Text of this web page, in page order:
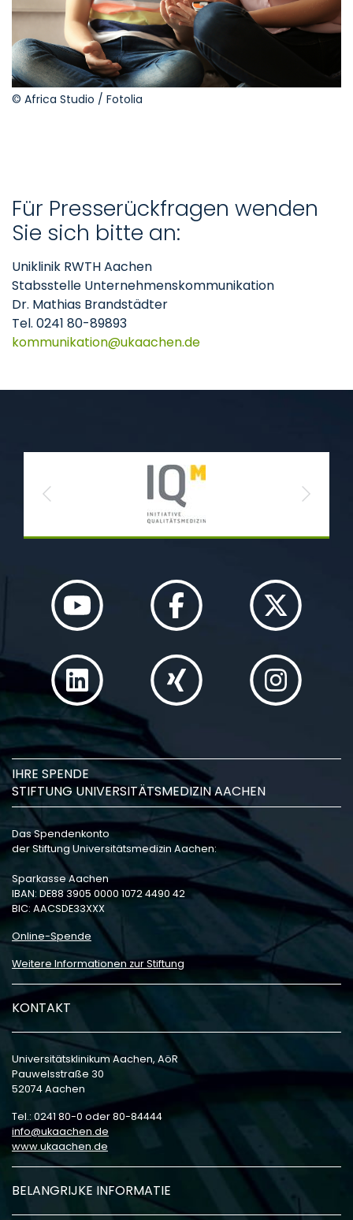
© Africa Studio / Fotolia
Für Presserückfragen wenden
Sie sich bitte an:
Uniklinik RWTH Aachen
Stabsstelle Unternehmenskommunikation
Dr. Mathias Brandstädter
Tel. 0241 80-89893
kommunikation
ukaachende
Previous Next
IHRE SPENDE
STIFTUNG UNIVERSITÄTSMEDIZIN AACHEN
Das Spendenkonto
der Stiftung Universitätsmedizin Aachen:
Sparkasse Aachen
IBAN: DE88 3905 0000 1072 4490 42
BIC: AACSDE33XXX
Online-Spende
Weitere Informationen zur Stiftung
KONTAKT
Universitätsklinikum Aachen, AöR
Pauwelsstraße 30
52074 Aachen
Tel.: 0241 80-0 oder 80-84444
info
ukaachen de
www.ukaachen.de
BELANGRIJKE INFORMATIE